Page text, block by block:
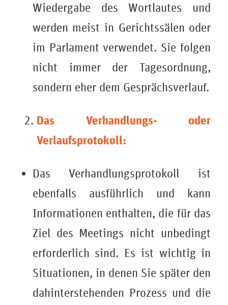
Wiedergabe des Wortlautes und
werden meist in Gerichtssälen oder
im Parlament verwendet. Sie folgen
nicht immer der Tagesordnung,
sondern eher dem Gesprächsverlauf.
Das Verhandlungs- oder
Verlaufsprotokoll:
Das Verhandlungsprotokoll ist
ebenfalls ausführlich und kann
Informationen enthalten, die für das
Ziel des Meetings nicht unbedingt
erforderlich sind. Es ist wichtig in
Situationen, in denen Sie später den
dahinterstehenden Prozess und die